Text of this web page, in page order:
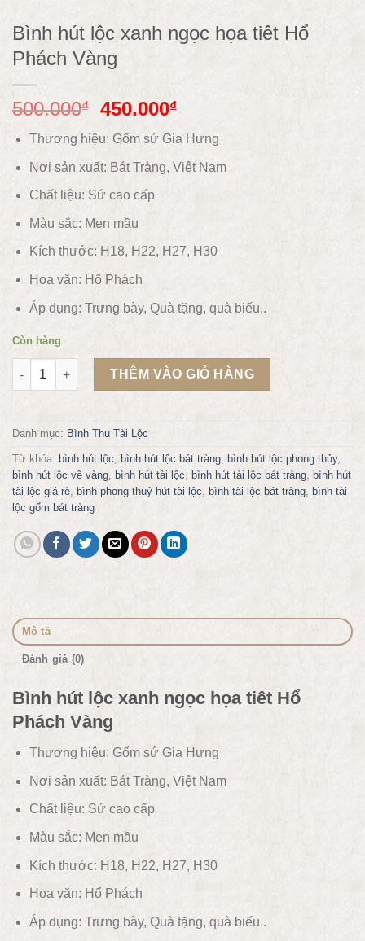
Bình hút lộc xanh ngọc họa tiêt Hổ
Phách Vàng
500.000₫ 450.000₫
Thương hiệu: Gốm sứ Gia Hưng
Nơi sản xuất: Bát Tràng, Việt Nam
Chất liệu: Sứ cao cấp
Màu sắc: Men mầu
Kích thước: H18, H22, H27, H30
Hoa văn: Hổ Phách
Áp dụng: Trưng bày, Quà tặng, quà biếu..
Còn hàng
Bình hút lộc xanh ngọc họa tiêt Hổ Phách Vàng số lượng
THÊM VÀO GIỎ HÀNG
Danh mục: Bình Thu Tài Lộc
Từ khóa: bình hút lộc, bình hút lộc bát tràng, bình hút lộc phong thủy,
bình hút lộc vẽ vàng, bình hút tài lộc, bình hút tài lộc bát tràng, bình hút
tài lộc giá rẻ, bình phong thuỷ hút tài lộc, bình tài lộc bát tràng, bình tài
lộc gốm bát tràng
Mô tả
Đánh giá (0)
Bình hút lộc xanh ngọc họa tiêt Hổ
Phách Vàng
Thương hiệu: Gốm sứ Gia Hưng
Nơi sản xuất: Bát Tràng, Việt Nam
Chất liệu: Sứ cao cấp
Màu sắc: Men mầu
Kích thước: H18, H22, H27, H30
Hoa văn: Hổ Phách
Áp dụng: Trưng bày, Quà tặng, quà biếu..